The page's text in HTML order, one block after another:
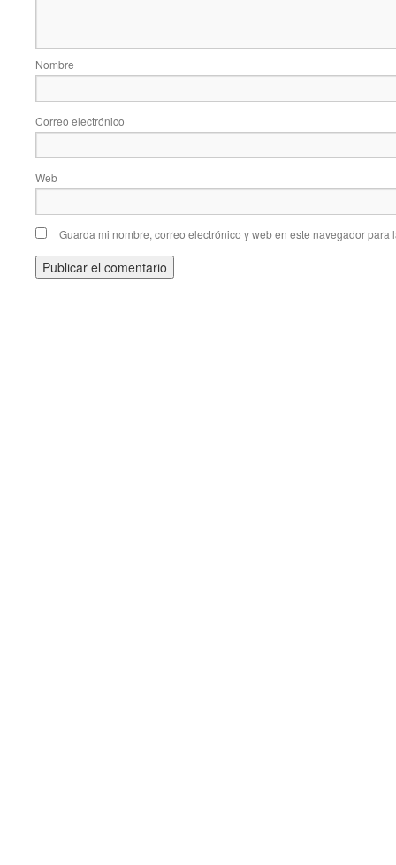
Nombre
Correo electrónico
Web
Guarda mi nombre, correo electrónico y web en este navegador para